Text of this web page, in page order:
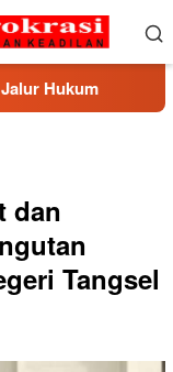
Kemnaker
dan
Tangsel